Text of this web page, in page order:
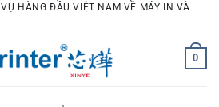
HÀNG ĐẦU VIỆT NAM VỀ MÁY IN VÀ
0